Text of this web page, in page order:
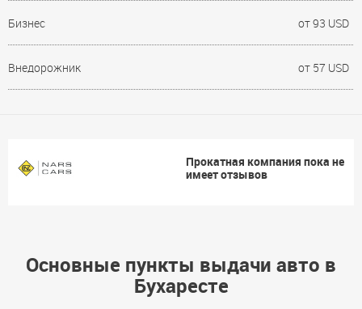
Бизнес от 93 USD
Внедорожник от 57 USD
Прокатная компания пока не
имеет отзывов
Основные пункты выдачи авто в
Бухаресте